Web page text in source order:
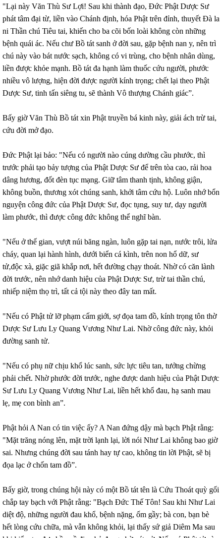
"Lại này Văn Thù Sư Lợi! Sau khi thành đạo, Đức Phật Dược Sư
phát tâm đại từ, liền vào Chánh định, hóa Phật trên đỉnh, thuyết Đà la
ni Thần chú Tiêu tai, khiến cho ba cõi bốn loài không còn những
bệnh quái ác. Nếu chư Bồ tát sanh ở đời sau, gặp bệnh nan y, nên trì
chú này vào bát nước sạch, không có vi trùng, cho bệnh nhân dùng,
liền được khỏe mạnh. Bồ tát đa hạnh làm thuốc cứu người, phước
nhiều vô lượng, hiện đời được người kính trọng; chết lại theo Phật
Dược Sư, tinh tấn siêng tu, sẽ thành Vô thượng Chánh giác”.
Bấy giờ Văn Thù Bồ tát xin Phật truyền bá kinh này, giải ách trừ tai,
cứu đời mở đạo.
Đức Phật lại bảo: "Nếu có người nào cúng dường cầu phước, thì
trước phải tạo bảy tượng của Phật Dược Sư để trên tòa cao, rải hoa
dâng hương, đốt đèn tục mạng. Giữ tâm thanh tịnh, không giận,
không buồn, thương xót chúng sanh, khởi tâm cứu hộ. Luôn nhớ bổn
nguyện công đức của Phật Dược Sư, đọc tụng, suy tư, dạy người
làm phước, thì được công đức không thể nghĩ bàn.
"Nếu ở thế gian, vượt núi băng ngàn, luôn gặp tai nạn, nước trôi, lửa
cháy, quan lại hành hình, dưới biển cá kình, trên non hổ dữ, sư
tử,độc xà, giặc giã khắp nơi, hết đường chạy thoát. Nhờ có căn lành
đời trước, nên nhớ danh hiệu của Phật Dược Sư, trừ tai thần chú,
nhiếp niệm thọ trì, tất cả tội này theo đây tan mất.
"Nếu có Phật tử lỡ phạm cấm giới, sợ đọa tam đồ, kính trọng tôn thờ
Dược Sư Lưu Ly Quang Vương Như Lai. Nhờ công đức này, khỏi
đường sanh tử.
"Nếu có phụ nữ chịu khổ lúc sanh, sức lực tiêu tan, tưởng chừng
phải chết. Nhờ phước đời trước, nghe được danh hiệu của Phật Dược
Sư Lưu Ly Quang Vương Như Lai, liền hết khổ đau, hạ sanh mau
lẹ, mẹ con bình an”.
Phật hỏi A Nan có tin việc ấy? A Nan đứng dậy mà bạch Phật rằng:
"Mặt trăng nóng lên, mặt trời lạnh lại, lời nói Như Lai không bao giờ
sai. Nhưng chúng đời sau tánh hay tự cao, không tin lời Phật, sẽ bị
đọa lạc ở chốn tam đồ”.
Bấy giờ, trong chúng hội này có một Bồ tát tên là Cứu Thoát quỳ gối
chắp tay bạch với Phật rằng: "Bạch Đức Thế Tôn! Sau khi Như Lai
diệt độ, những người đau khổ, bệnh nặng, ốm gầy; bà con, bạn bè
hết lòng cứu chữa, mà vẫn không khỏi, lại thấy sứ giả Diêm Ma sau